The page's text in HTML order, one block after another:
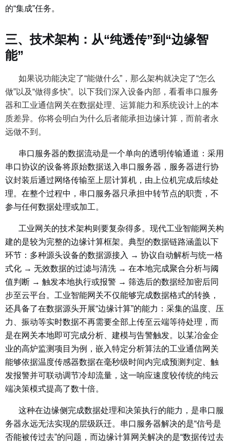
的“集成”任务。
三、技术架构：从“纯透传”到“边缘智
能”
如果说功能决定了“能做什么”，那么架构就决定了“怎么
做”以及“做得多快”。以下我们深入设备内部，看看串口服务
器和工业通信网关在数据处理、运算能力和系统设计上的本
质差异。你将会明白为什么后者能承担边缘计算，而前者永
远做不到。
串口服务器的数据流动是一个单向的透明传输通道：采用
串口协议的设备将原始数据送入串口服务器，服务器进行协
议封装后通过网络传输至上层计算机，由上位机完成后续处
理。在整个过程中，串口服务器只承担中转节点的职责，不
参与任何数据处理或加工。
工业网关的技术架构则要复杂得多。现代工业智能网关构
建的是较为完整的边缘计算框架。典型的数据链路涵盖以下
环节：多种源头设备的数据源接入 → 协议自动解析与统一格
式化 → 无效数据的过滤与清洗 → 在本地完成聚合分析与阈
值判断 → 触发本地执行或报警 → 筛选后的数据经加密后同
步至云平台。工业智能网关不仅能够完成数据格式的转换，
还具备了在数据源头开展“边缘计算”的能力：采集的温度、压
力、振动等实时数据不再需要全部上传至云端等待处理，而
是在网关本地即可完成分析、建模与告警触发。以某冶金企
业的高炉监测项目为例，嵌入特定分析算法的工业通信网关
能够依据温度传感器数据在毫秒级时间内完成预测判定、触
发报警并可联动调节冷却流量，这一响应速度较传统的纯云
端决策模式提高了数十倍。
这种在边缘侧完成数据处理和决策执行的能力，是串口服
务器永远无法实现的层级跃迁。串口服务器解决的是“信号是
否能被传过去”的问题，而边缘计算网关解决的是“数据传过去